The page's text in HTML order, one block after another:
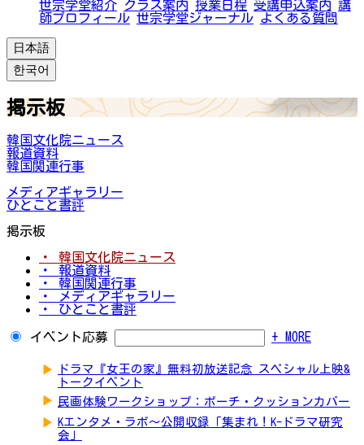
世宗学堂紹介 クラス案内 授業日程 受講申込案内 講
師プロフィール 世宗学堂ジャーナル よくある質問
日本語
한국어
掲示板
韓国文化院ニュース
報道資料
韓国関連行事
メディアギャラリー
ひとこと書評
掲示板
・ 韓国文化院ニュース
・ 報道資料
・ 韓国関連行事
・ メディアギャラリー
・ ひとこと書評
イベント応募 + MORE
▶
ドラマ『女王の家』無料初放送記念 スペシャル上映&
トークイベント
▶ 民画体験ワークショップ：ポーチ・クッションカバー
▶ Kエンタメ・ラボ～公開収録「集まれ！K-ドラマ研究
会」